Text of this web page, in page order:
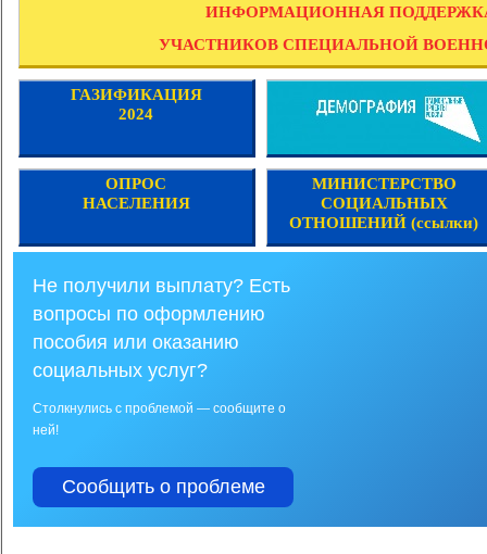
ИНФОРМАЦИОННАЯ
УЧАСТНИКОВ СПЕЦИАЛЬНОЙ
ГАЗИФИКАЦИЯ
2024
ОПРОС
НАСЕЛЕНИЯ
МИНИСТЕРСТВО
СОЦИАЛЬНЫХ
ОТНОШЕНИЙ (ссылки)
Не получили выплату? Есть
вопросы по оформлению
пособия или оказанию
социальных услуг?
Столкнулись с проблемой — сообщите о
ней!
Сообщить о проблеме